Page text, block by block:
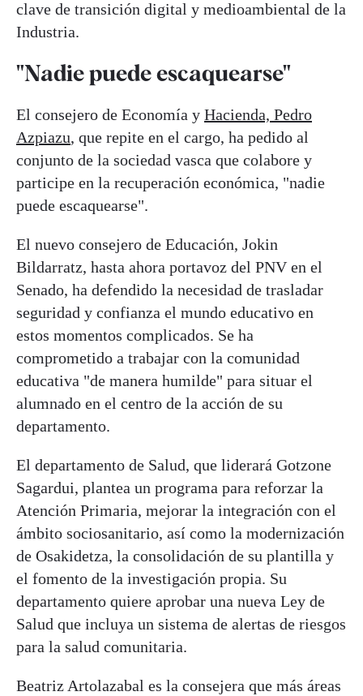
clave de transición digital y medioambiental de la
Industria.
"Nadie puede escaquearse"
El consejero de Economía y Hacienda, Pedro
Azpiazu, que repite en el cargo, ha pedido al
conjunto de la sociedad vasca que colabore y
participe en la recuperación económica, "nadie
puede escaquearse".
El nuevo consejero de Educación, Jokin
Bildarratz, hasta ahora portavoz del PNV en el
Senado, ha defendido la necesidad de trasladar
seguridad y confianza el mundo educativo en
estos momentos complicados. Se ha
comprometido a trabajar con la comunidad
educativa "de manera humilde" para situar el
alumnado en el centro de la acción de su
departamento.
El departamento de Salud, que liderará Gotzone
Sagardui, plantea un programa para reforzar la
Atención Primaria, mejorar la integración con el
ámbito sociosanitario, así como la modernización
de Osakidetza, la consolidación de su plantilla y
el fomento de la investigación propia. Su
departamento quiere aprobar una nueva Ley de
Salud que incluya un sistema de alertas de riesgos
para la salud comunitaria.
Beatriz Artolazabal es la consejera que más áreas